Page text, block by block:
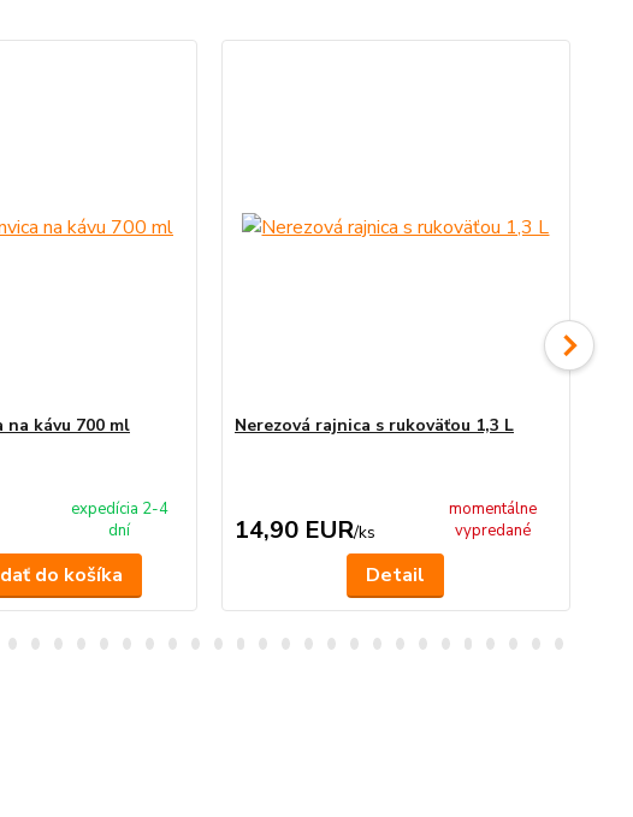
na kávu 700 ml
expedícia 2-4
dní
do košíka
Nerezová rajnica s rukoväťou 1,3 L
14,90 EUR/ks
momentálne
vypredané
Detail